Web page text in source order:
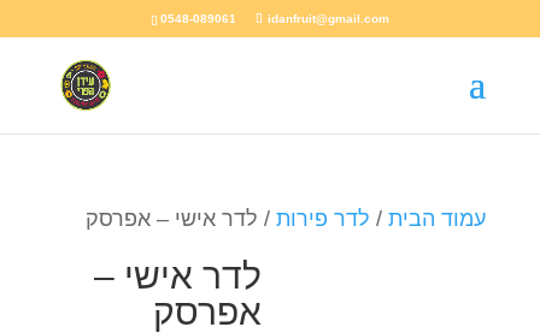
0548-089061 idanfruit@gmail.com
עמוד הבית/ לדר פירות/ לדר אישי – אפרסק
לדר אישי –
אפרסק